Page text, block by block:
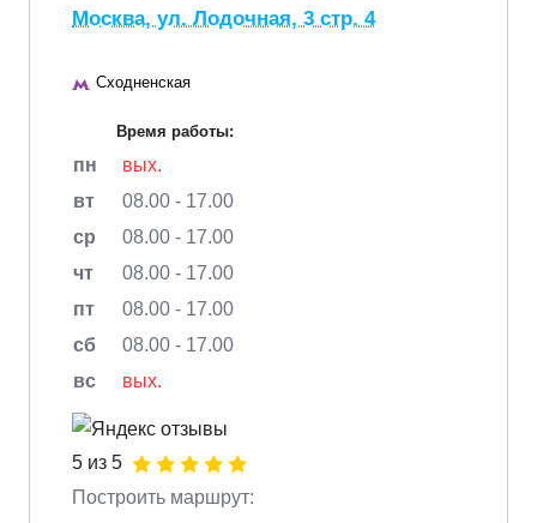
Москва, ул. Лодочная, 3 стр. 4
Сходненская
Время работы:
пн
вых.
вт
08.00 - 17.00
ср
08.00 - 17.00
чт
08.00 - 17.00
пт
08.00 - 17.00
сб
08.00 - 17.00
вс
вых.
5 из 5
Построить маршрут: